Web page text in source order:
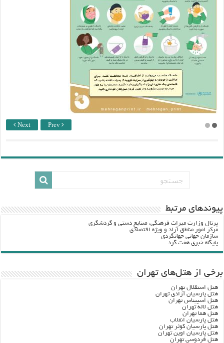
Next Prev
پيوندهاي مرتبط
پرتال وزارت ميراث فرهنگي، صنایع دستی و گردشگري
مرکز امور مناطق آزاد و ویژه اقتصادی
سازمان جهانی جهانگردی
پایگاه خبری هفت گرد
برخی از هتل‌های تهران
هتل استقلال تهران
هتل پارسیان آزادی تهران
هتل اسپیناس تهران
هتل لاله تهران
هتل هما تهران
هتل پارسیان انقلاب
هتل پارسیان کوثر تهران
هتل پارسیان اوین تهران
هتل فردوسی تهران